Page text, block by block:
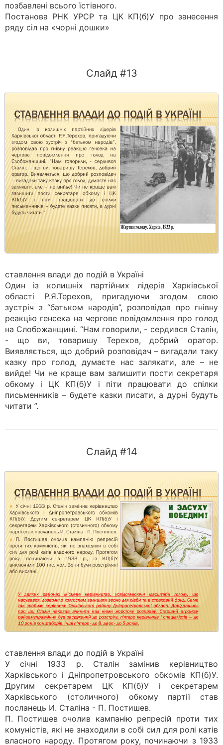
позбавлені всього їстівного.
Постанова РНК УРСР та ЦК КП(б)У про занесення
ряду сіл на «чорні дошки»
Слайд #13
ставлення влади до подій в Україні
Один із колишніх партійних лідерів Харківської
області Р.Я.Терехов, пригадуючи згодом свою
зустріч з “батьком народів”, розповідав про гнівну
реакцію генсека на чергове повідомлення про голод
на Слобожанщині. “Нам говорили, - сердився Сталін,
- що ви, товаришу Терехов, добрий оратор.
Виявляється, що добрий розповідач – вигадали таку
казку про голод, думаєте нас залякати, але – не
вийде! Чи не краще вам залишити пости секретаря
обкому і ЦК КП(б)У і піти працювати до спілки
письменників – будете казки писати, а дурні будуть
читати ”.
Слайд #14
ставлення влади до подій в Україні
У січні 1933 р. Сталін замінив керівництво
Харківського і Дніпропетровського обкомів КП(б)У.
Другим секретарем ЦК КП(б)У і секретарем
Харківського (столичного) обкому партії став
посланець И. Сталіна - П. Постишев.
П. Постишев очолив кампанію репресій проти тих
комуністів, які не знаходили в собі сил для ролі катів
власного народу. Протягом року, починаючи з 1933